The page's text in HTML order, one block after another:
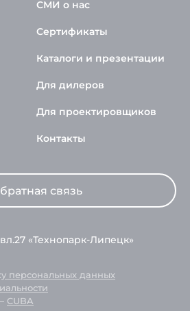
СМИ о нас
Сертификаты
Каталоги и презентации
Для дилеров
Для проектировщиков
Контакты
связь
«Технопарк-Липецк»
персональных данных
CUBA